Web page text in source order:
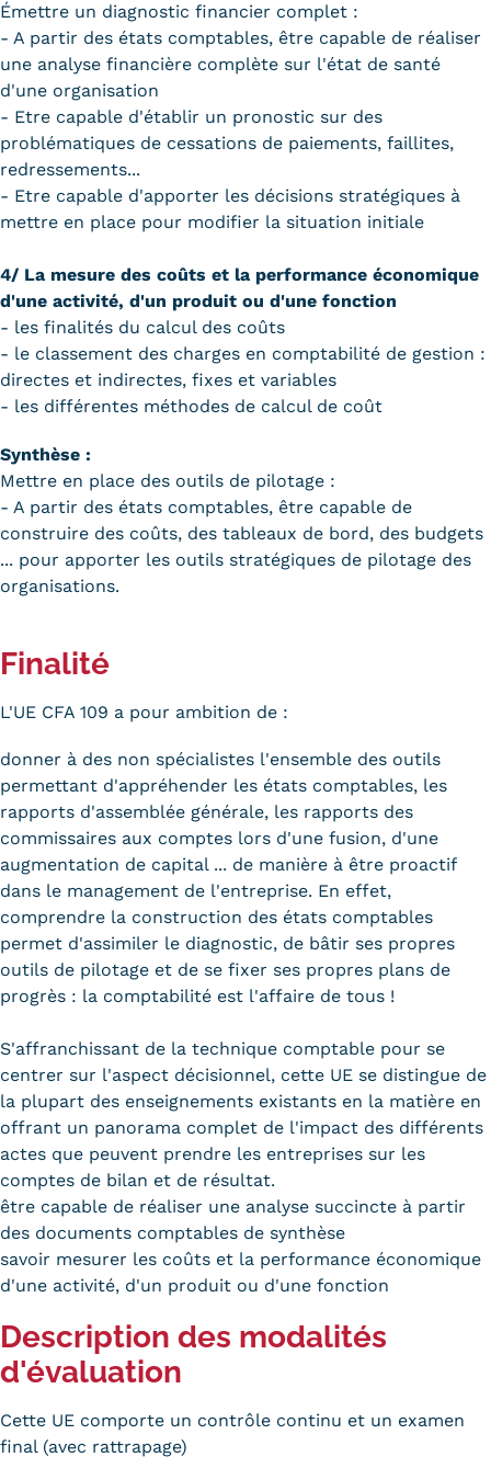
l'Expérience (VAE)
Validation des études
supérieures (VES)
Validation des acquis
professionnels et personnels
Infos pratiques
Discrimination/égalité/mixité
Handi'Cnam
Statistiques
FAQ
Lexique
Mobilité internationale et
Erasmus
Règlement intérieur
Infos élèves
Modalités d'inscription
Tarifs
Modalités de financement
Infos entreprises
Former ses salariés
Accueillir un alternant ?
Taxe d'apprentissage
Infos enseignants
Être enseignant au Cnam
Infos partenaires
Liste des partenaires
Émettre un diagnostic financier complet :
- A partir des états comptables, être capable de réaliser
une analyse financière complète sur l'état de santé
d'une organisation
- Etre capable d'établir un pronostic sur des
problématiques de cessations de paiements, faillites,
redressements...
- Etre capable d'apporter les décisions stratégiques à
mettre en place pour modifier la situation initiale
4/ La mesure des coûts et la performance économique
d'une activité, d'un produit ou d'une fonction
- les finalités du calcul des coûts
- le classement des charges en comptabilité de gestion :
directes et indirectes, fixes et variables
- les différentes méthodes de calcul de coût
Synthèse :
Mettre en place des outils de pilotage :
- A partir des états comptables, être capable de
construire des coûts, des tableaux de bord, des budgets
... pour apporter les outils stratégiques de pilotage des
organisations.
Finalité
L'UE CFA 109 a pour ambition de :
donner à des non spécialistes l'ensemble des outils
permettant d'appréhender les états comptables, les
rapports d'assemblée générale, les rapports des
commissaires aux comptes lors d'une fusion, d'une
augmentation de capital ... de manière à être proactif
dans le management de l'entreprise. En effet,
comprendre la construction des états comptables
permet d'assimiler le diagnostic, de bâtir ses propres
outils de pilotage et de se fixer ses propres plans de
progrès : la comptabilité est l'affaire de tous !
S'affranchissant de la technique comptable pour se
centrer sur l'aspect décisionnel, cette UE se distingue de
la plupart des enseignements existants en la matière en
offrant un panorama complet de l'impact des différents
actes que peuvent prendre les entreprises sur les
comptes de bilan et de résultat.
être capable de réaliser une analyse succincte à partir
des documents comptables de synthèse
savoir mesurer les coûts et la performance économique
d'une activité, d'un produit ou d'une fonction
Description des modalités
d'évaluation
Cette UE comporte un contrôle continu et un examen
final (avec rattrapage)